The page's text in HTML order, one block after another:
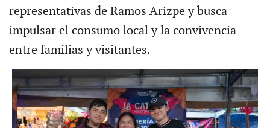
representativas de Ramos Arizpe y busca
impulsar el consumo local y la convivencia
entre familias y visitantes.